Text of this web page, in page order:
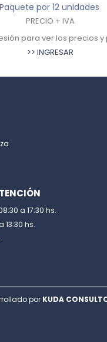
Paquete por 12 unidades
PRECIO + IVA
para ver los precios
>> INGRESAR
a 17:30 hs.
13:30 hs.
por KUDA